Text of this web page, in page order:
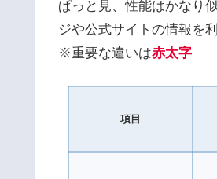
ぱっと見、性能はかなり
ジや公式サイトの情報を
※重要な違いは赤太字
項目